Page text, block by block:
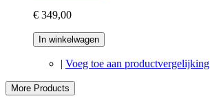
€ 349,00
In winkelwagen
| Voeg toe aan productvergelijking
More Products